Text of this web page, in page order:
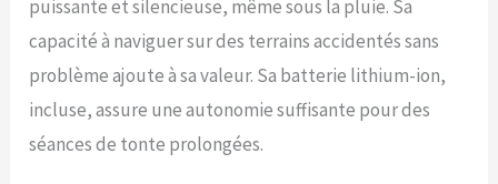
puissante et silencieuse, même sous la pluie. Sa
capacité à naviguer sur des terrains accidentés sans
problème ajoute à sa valeur. Sa batterie lithium-ion,
incluse, assure une autonomie suffisante pour des
séances de tonte prolongées.